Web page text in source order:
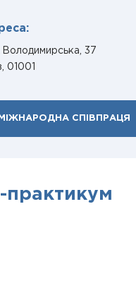
Володимирська, 37
01001
МІЖНАРОДНА СПІВПРАЦЯ
практикум